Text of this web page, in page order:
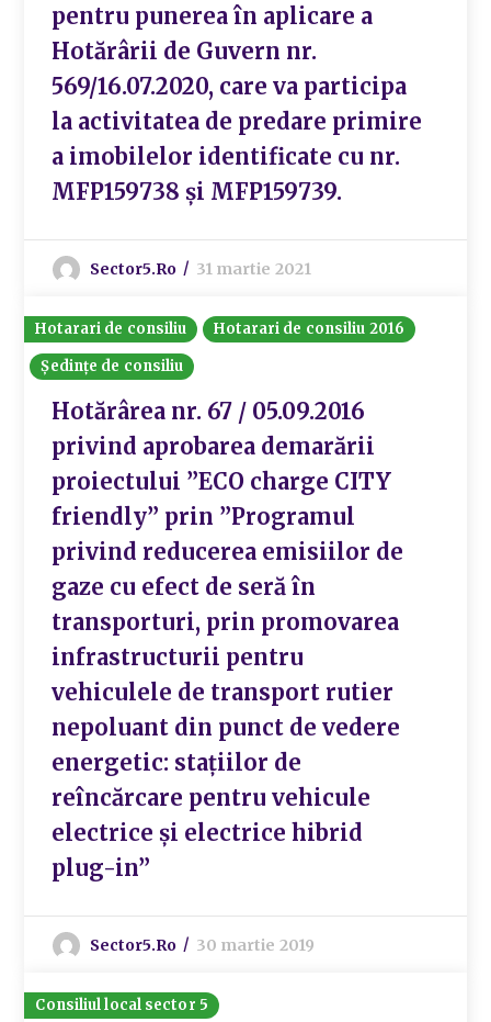
pentru punerea în aplicare a
Hotărârii de Guvern nr.
569/16.07.2020, care va participa
la activitatea de predare primire
a imobilelor identificate cu nr.
MFP159738 și MFP159739.
Sector5.ro 31 martie 2021
Hotarari de consiliu
Hotarari de consiliu 2016
Ședințe de consiliu
Hotărârea nr. 67 / 05.09.2016
privind aprobarea demarării
proiectului ”ECO charge CITY
friendly” prin ”Programul
privind reducerea emisiilor de
gaze cu efect de seră în
transporturi, prin promovarea
infrastructurii pentru
vehiculele de transport rutier
nepoluant din punct de vedere
energetic: stațiilor de
reîncărcare pentru vehicule
electrice și electrice hibrid
plug-in”
Sector5.ro 30 martie 2019
Consiliul local sector 5